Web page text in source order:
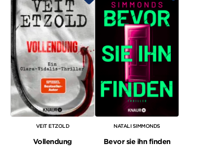
VEIT ETZOLD
Vollendung
NATALI SIMMONDS
Bevor sie ihn finden